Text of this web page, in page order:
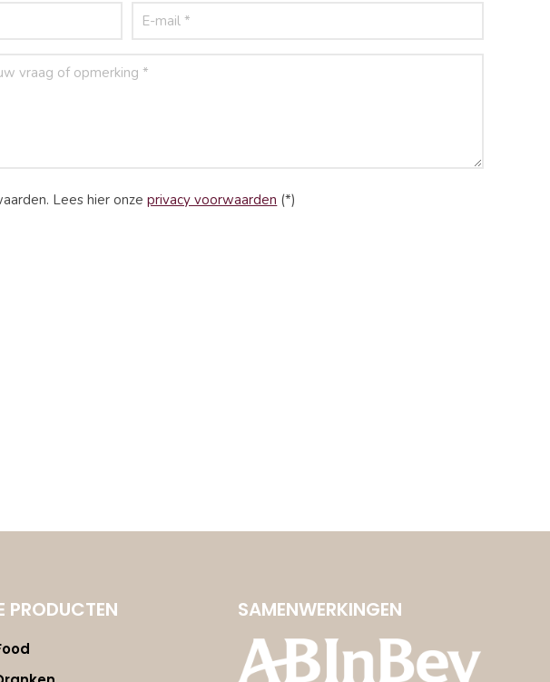
Lees hier onzeprivacy voorwaarden (*)
PRODUCTEN SAMENWERKINGEN